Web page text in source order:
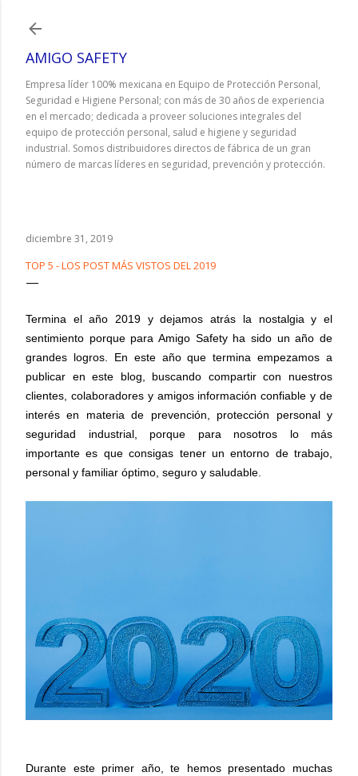
AMIGO SAFETY
Empresa líder 100% mexicana en Equipo de Protección Personal,
Seguridad e Higiene Personal; con más de 30 años de experiencia
en el mercado; dedicada a proveer soluciones integrales del
equipo de protección personal, salud e higiene y seguridad
industrial. Somos distribuidores directos de fábrica de un gran
número de marcas líderes en seguridad, prevención y protección.
diciembre 31, 2019
TOP 5 - LOS POST MÁS VISTOS DEL 2019
Termina el año 2019 y dejamos atrás la nostalgia y el
sentimiento porque para Amigo Safety ha sido un año de
grandes logros. En este año que termina empezamos a
publicar en este blog, buscando compartir con nuestros
clientes, colaboradores y amigos información confiable y de
interés en materia de prevención, protección personal y
seguridad industrial, porque para nosotros lo más
importante es que consigas tener un entorno de trabajo,
personal y familiar óptimo, seguro y saludable.
Durante este primer año, te hemos presentado muchas